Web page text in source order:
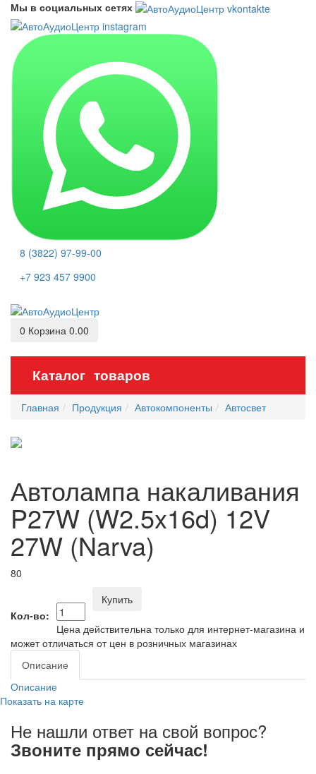
Мы в социальных сетях
8 (3822) 97-99-00
+7 923 457 9900
0 Корзина 0.00
Каталог товаров
Главная Продукция Автокомпоненты Автосвет
Автолампа накаливания
P27W (W2.5x16d) 12V
27W (Narva)
80
Кол-во:
Купить
Цена действительна только для интернет-магазина и
может отличаться от цен в розничных магазинах
Описание
Описание
Показать на карте
Не нашли ответ на свой вопрос?
Звоните прямо сейчас!